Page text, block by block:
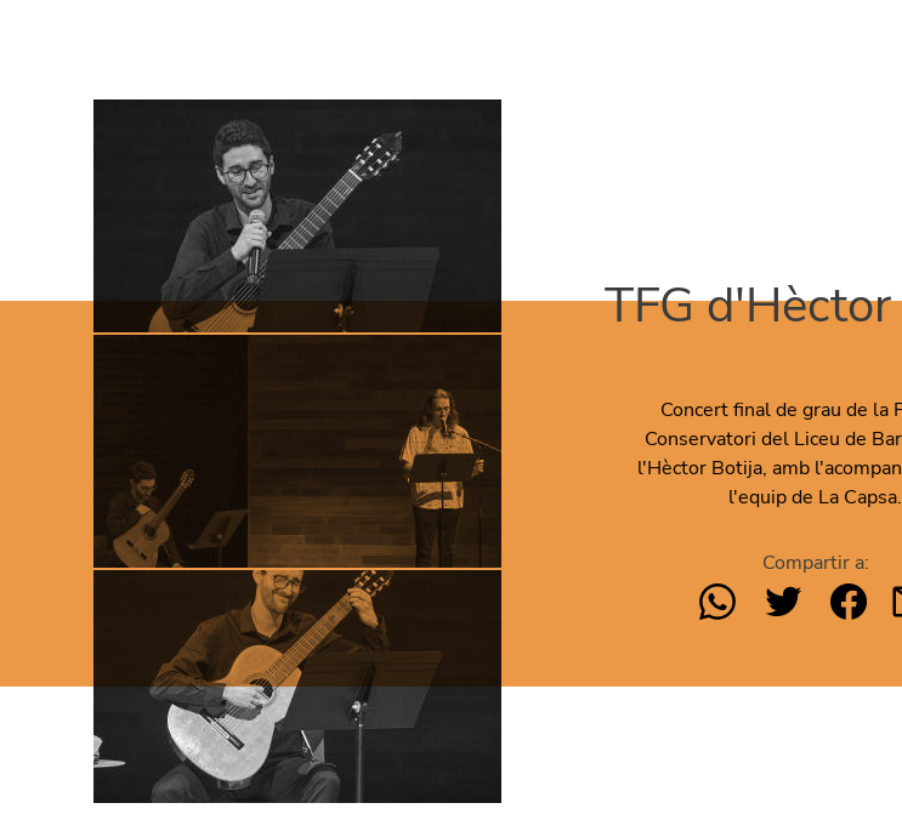
TFG
Concert final de grau de la
Conservatori del Liceu de
l'Hèctor Botija, amb
l'equip de La Capsa.
Compartir a: